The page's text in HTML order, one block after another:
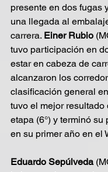
presente en dos fugas
una llegada al
carrera. Einer Rubio
tuvo participación en
estar en cabeza de
alcanzaron los
clasificación general
tuvo el mejor resultado
etapa (6°) y terminó su
en su primer año en el
Eduardo Sepúlveda